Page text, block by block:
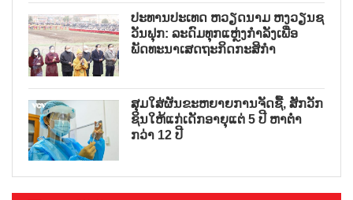
ປະທານປະເທດ ຫວຽດນາມ ຫງວຽນຊ
ວັນຟຸກ: ລະດົມທຸກແຫຼ່ງກຳລັງເພື່ອ
ພັດທະນາເສດຖະກິດກະສິກຳ
ສຸມໃສ່ຜັນຂະຫຍາຍການຈັດຊື້, ສັກວັກ
ຊິນໃຫ້ແກ່ເດັກອາຍຸແຕ່ 5 ປີ ຫາຕ່ຳ
ກວ່າ 12 ປີ